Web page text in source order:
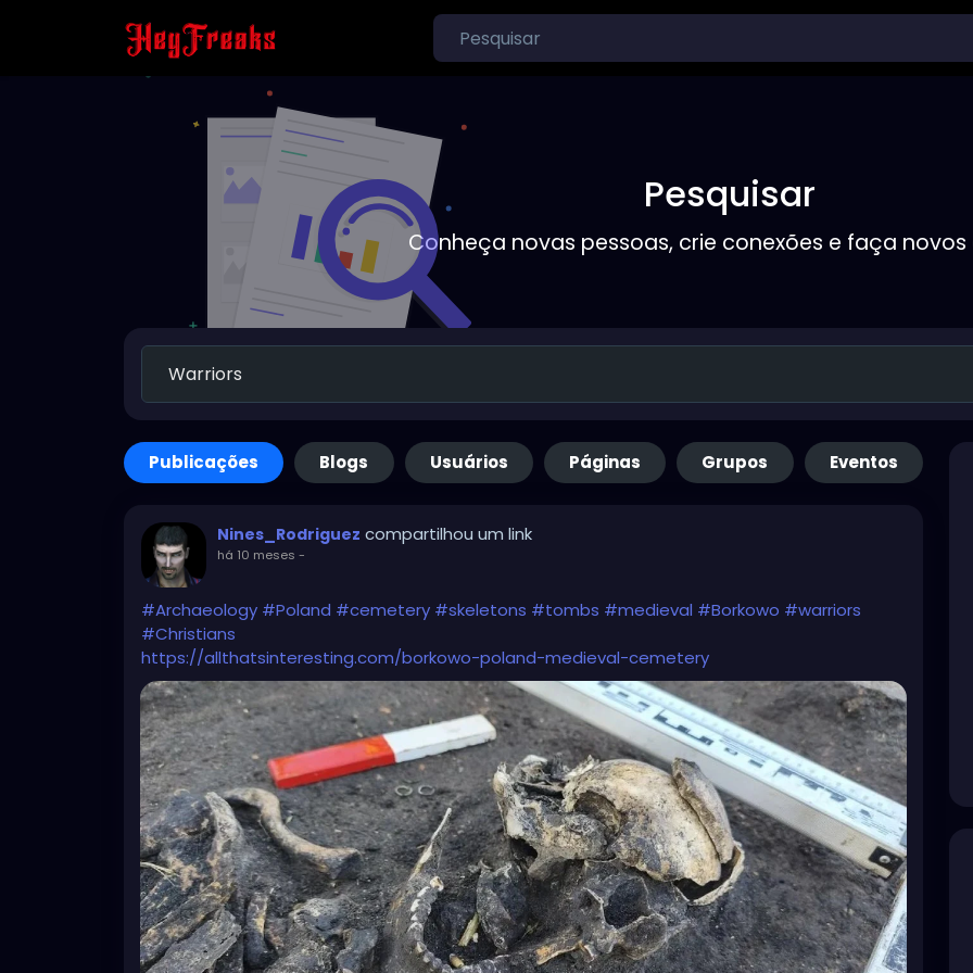
Pesquisar
Conheça novas pessoas, crie conexões e faça
Publicações Blogs Usuários Páginas Grupos Eventos
Nines_Rodriguez compartilhou um link
há 10 meses -
#Archaeology #Poland #cemetery #skeletons #tombs #medieval #Borkowo #warriors
#Christians
https://allthatsinteresting.com/borkowo-poland-medieval-cemetery